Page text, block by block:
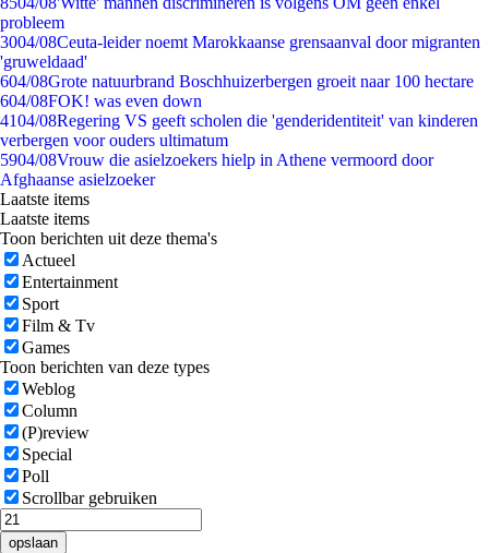
probleem
3004/08Ceuta-leider noemt Marokkaanse grensaanval door migranten
'gruweldaad'
604/08Grote natuurbrand Boschhuizerbergen groeit naar 100 hectare
604/08FOK! was even down
4104/08Regering VS geeft scholen die 'genderidentiteit' van kinderen
verbergen voor ouders ultimatum
5904/08Vrouw die asielzoekers hielp in Athene vermoord door
Afghaanse asielzoeker
Laatste items
Laatste items
Toon berichten uit deze thema's
Actueel
Entertainment
Sport
Film & Tv
Games
Toon berichten van deze types
Weblog
Column
(P)review
Special
Poll
Scrollbar gebruiken
opslaan